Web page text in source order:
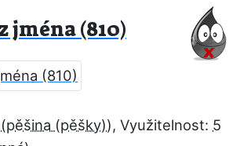
jména (810)
, Využitelnost: 5